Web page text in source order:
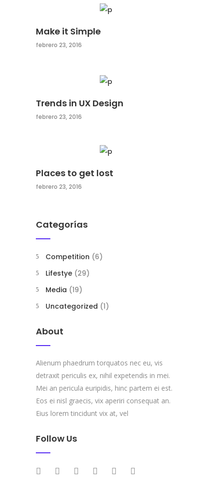
Make it Simple
febrero 23, 2016
Trends in UX Design
febrero 23, 2016
Places to get lost
febrero 23, 2016
Categorías
Competition (6)
Lifestye (29)
Media (19)
Uncategorized (1)
About
Alienum phaedrum torquatos nec eu, vis
detraxit periculis ex, nihil expetendis in mei.
Mei an pericula euripidis, hinc partem ei est.
Eos ei nisl graecis, vix aperiri consequat an.
Eius lorem tincidunt vix at, vel
Follow Us